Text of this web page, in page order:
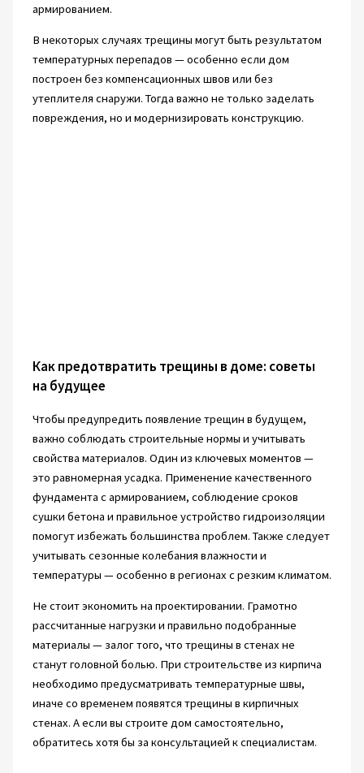
армированием.
В некоторых случаях трещины могут быть результатом
температурных перепадов — особенно если дом
построен без компенсационных швов или без
утеплителя снаружи. Тогда важно не только заделать
повреждения, но и модернизировать конструкцию.
Как предотвратить трещины в доме: советы
на будущее
Чтобы предупредить появление трещин в будущем,
важно соблюдать строительные нормы и учитывать
свойства материалов. Один из ключевых моментов —
это равномерная усадка. Применение качественного
фундамента с армированием, соблюдение сроков
сушки бетона и правильное устройство гидроизоляции
помогут избежать большинства проблем. Также следует
учитывать сезонные колебания влажности и
температуры — особенно в регионах с резким климатом.
Не стоит экономить на проектировании. Грамотно
рассчитанные нагрузки и правильно подобранные
материалы — залог того, что трещины в стенах не
станут головной болью. При строительстве из кирпича
необходимо предусматривать температурные швы,
иначе со временем появятся трещины в кирпичных
стенах. А если вы строите дом самостоятельно,
обратитесь хотя бы за консультацией к специалистам.